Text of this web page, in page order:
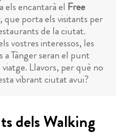
els encantarà el Free
, que porta els visitants per
de la ciutat.
vostres interessos, les
Tànger seran el punt
Llavors, per què no
vibrant ciutat avui?
dels Walking